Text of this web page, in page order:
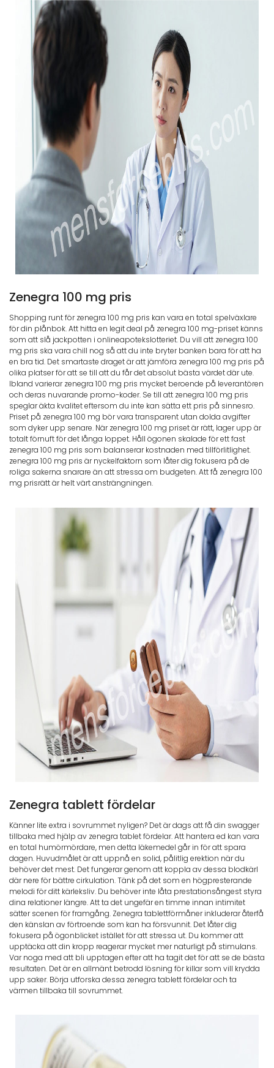
Zenegra 100 mg pris
Shopping runt för zenegra 100 mg pris kan vara en total spelväxlare
för din plånbok. Att hitta en legit deal på zenegra 100 mg-priset känns
som att slå jackpotten i onlineapotekslotteriet. Du vill att zenegra 100
mg pris ska vara chill nog så att du inte bryter banken bara för att ha
en bra tid. Det smartaste draget är att jämföra zenegra 100 mg pris på
olika platser för att se till att du får det absolut bästa värdet där ute.
Ibland varierar zenegra 100 mg pris mycket beroende på leverantören
och deras nuvarande promo-koder. Se till att zenegra 100 mg pris
speglar äkta kvalitet eftersom du inte kan sätta ett pris på sinnesro.
Priset på zenegra 100 mg bör vara transparent utan dolda avgifter
som dyker upp senare. När zenegra 100 mg priset är rätt, lager upp är
totalt förnuft för det långa loppet. Håll ögonen skalade för ett fast
zenegra 100 mg pris som balanserar kostnaden med tillförlitlighet.
zenegra 100 mg pris är nyckelfaktorn som låter dig fokusera på de
roliga sakerna snarare än att stressa om budgeten. Att få zenegra 100
mg prisrätt är helt värt ansträngningen.
Zenegra tablett fördelar
Känner lite extra i sovrummet nyligen? Det är dags att få din swagger
tillbaka med hjälp av zenegra tablet fördelar. Att hantera ed kan vara
en total humörmördare, men detta läkemedel går in för att spara
dagen. Huvudmålet är att uppnå en solid, pålitlig erektion när du
behöver det mest. Det fungerar genom att koppla av dessa blodkärl
där nere för bättre cirkulation. Tänk på det som en högpresterande
melodi för ditt kärleksliv. Du behöver inte låta prestationsångest styra
dina relationer längre. Att ta det ungefär en timme innan intimitet
sätter scenen för framgång. Zenegra tablettförmåner inkluderar återfå
den känslan av förtroende som kan ha försvunnit. Det låter dig
fokusera på ögonblicket istället för att stressa ut. Du kommer att
upptäcka att din kropp reagerar mycket mer naturligt på stimulans.
Var noga med att bli upptagen efter att ha tagit det för att se de bästa
resultaten. Det är en allmänt betrodd lösning för killar som vill krydda
upp saker. Börja utforska dessa zenegra tablett fördelar och ta
värmen tillbaka till sovrummet.